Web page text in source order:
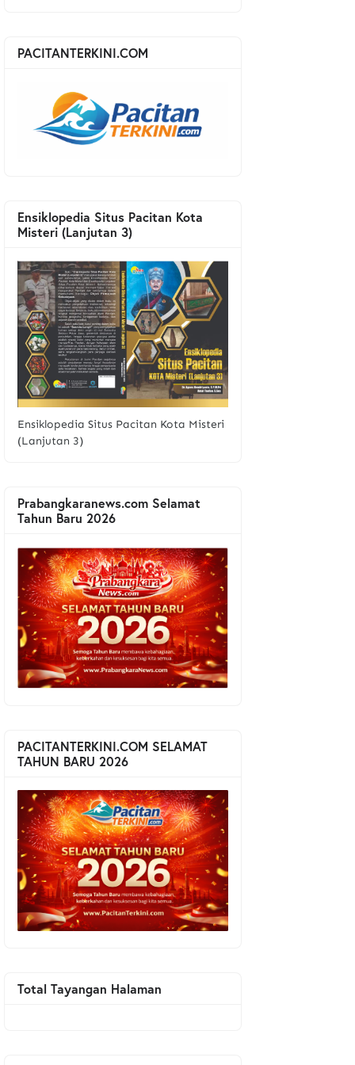
PACITANTERKINI.COM
Ensiklopedia Situs Pacitan Kota
Misteri (Lanjutan 3)
Ensiklopedia Situs Pacitan Kota Misteri
(Lanjutan 3)
Prabangkaranews.com Selamat
Tahun Baru 2026
PACITANTERKINI.COM SELAMAT
TAHUN BARU 2026
Total Tayangan Halaman